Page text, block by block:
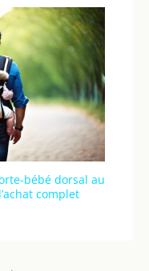
bébé dorsal au
complet